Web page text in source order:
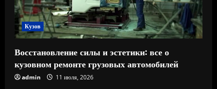
Кузов
Восстановление силы и эстетики: все о
кузовном ремонте грузовых автомобилей
admin 11 июля, 2026